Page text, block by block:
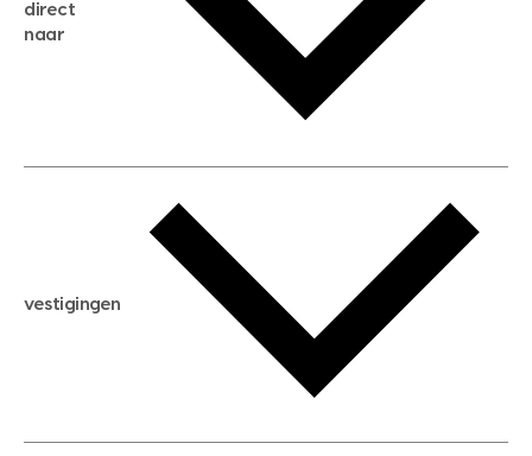
huis kopen
aankoopadvies
verkoopadvies
hypotheekadvies
direct
naar
hypotheek berekenen
maximale hypotheek berekenen
hypotheek bespaarcheck
gratis zoekprofiel aanmaken
open woningwaarde dag
vestigingen